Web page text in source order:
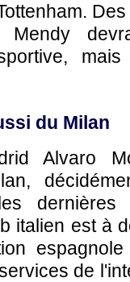
Mendy
du Milan
Alvaro
dernières
italien est à
de